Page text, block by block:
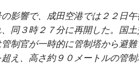
影響で、成田空港では２２日
、同３時２７分に再開した。国
制官が一時的に管制塔から避
え、高さ約９０メートルの管制